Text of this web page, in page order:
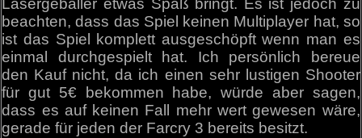
Lasergeballer etwas Spaß bringt. Es ist jedoch zu
beachten, dass das Spiel keinen Multiplayer hat, so
ist das Spiel komplett ausgeschöpft wenn man es
einmal durchgespielt hat. Ich persönlich bereue
den Kauf nicht, da ich einen sehr lustigen Shooter
für gut 5€ bekommen habe, würde aber sagen,
dass es auf keinen Fall mehr wert gewesen wäre,
gerade für jeden der Farcry 3 bereits besitzt.